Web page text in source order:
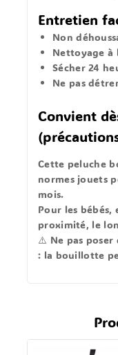
Entretien
Non
Nettoyage à
Sécher24
Ne pas
Convient
Cette peluche
normes jouets
mois.
Pour les
proximité, le
⚠️ Ne pas
: la bouillotte